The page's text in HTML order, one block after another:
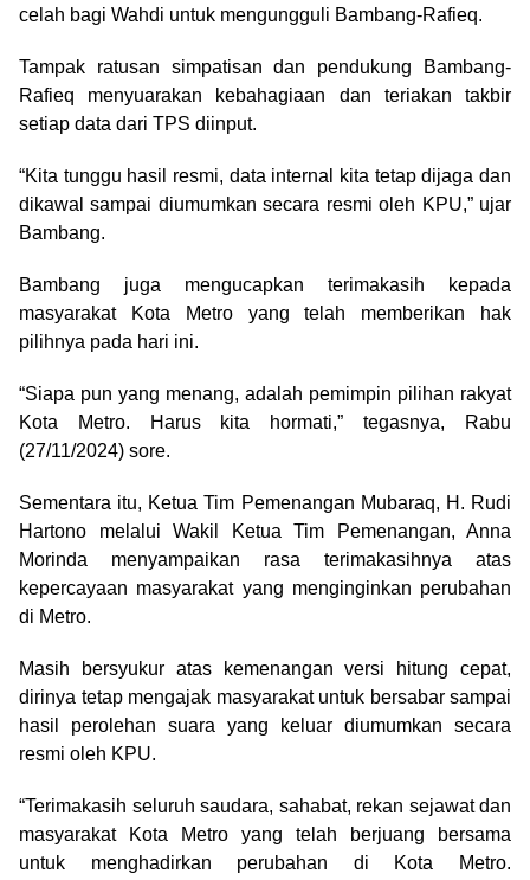
celah bagi Wahdi untuk mengungguli Bambang-Rafieq.
Tampak ratusan simpatisan dan pendukung Bambang-
Rafieq menyuarakan kebahagiaan dan teriakan takbir
setiap data dari TPS diinput.
“Kita tunggu hasil resmi, data internal kita tetap dijaga dan
dikawal sampai diumumkan secara resmi oleh KPU,” ujar
Bambang.
Bambang juga mengucapkan terimakasih kepada
masyarakat Kota Metro yang telah memberikan hak
pilihnya pada hari ini.
“Siapa pun yang menang, adalah pemimpin pilihan rakyat
Kota Metro. Harus kita hormati,” tegasnya, Rabu
(27/11/2024) sore.
Sementara itu, Ketua Tim Pemenangan Mubaraq, H. Rudi
Hartono melalui Wakil Ketua Tim Pemenangan, Anna
Morinda menyampaikan rasa terimakasihnya atas
kepercayaan masyarakat yang menginginkan perubahan
di Metro.
Masih bersyukur atas kemenangan versi hitung cepat,
dirinya tetap mengajak masyarakat untuk bersabar sampai
hasil perolehan suara yang keluar diumumkan secara
resmi oleh KPU.
“Terimakasih seluruh saudara, sahabat, rekan sejawat dan
masyarakat Kota Metro yang telah berjuang bersama
untuk menghadirkan perubahan di Kota Metro.